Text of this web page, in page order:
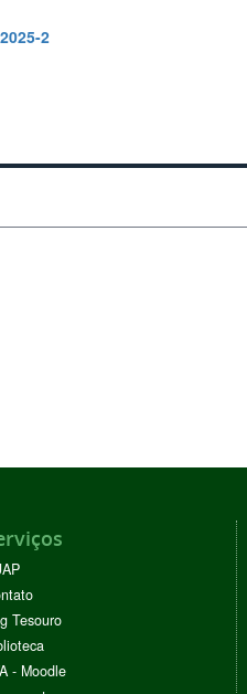
2
Tesouro
- Moodle